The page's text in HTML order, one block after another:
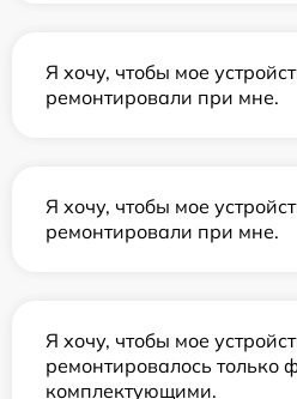
Я хочу, чтобы мое
ремонтировали при мне.
Я хочу, чтобы мое
ремонтировали при мне.
Я хочу, чтобы мое
ремонтировалось
комплектующими.